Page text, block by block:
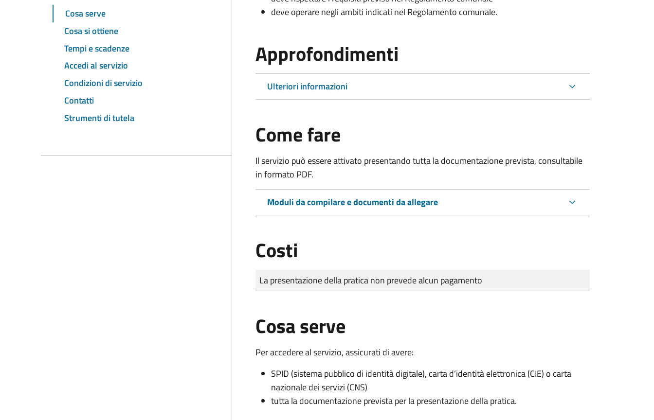
Cosa serve
Cosa si ottiene
Tempi e scadenze
Accedi al servizio
Condizioni di servizio
Contatti
Strumenti di tutela
deve operare negli ambiti indicati nel Regolamento comunale.
Approfondimenti
Ulteriori informazioni
Come fare
Il servizio può essere attivato presentando tutta la documentazione prevista, consultabile
in formato PDF.
Moduli da compilare e documenti da allegare
Costi
Tipo di pagamento
Importo
La presentazione della pratica non prevede alcun pagamento
Cosa serve
Per accedere al servizio, assicurati di avere:
SPID (sistema pubblico di identità digitale), carta d’identità elettronica (CIE) o carta
nazionale dei servizi (CNS)
tutta la documentazione prevista per la presentazione della pratica.